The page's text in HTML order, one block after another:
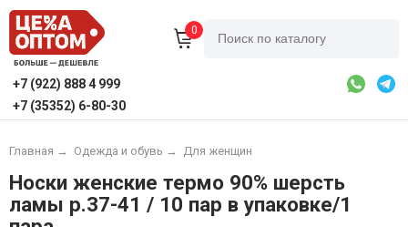
0
+7 (922) 888 4 999
+7 (35352) 6-80-30
Главная → Одежда и обувь → Для женщин
Носки женские термо 90% шерсть
ламы р.37-41 / 10 пар в упаковке/1